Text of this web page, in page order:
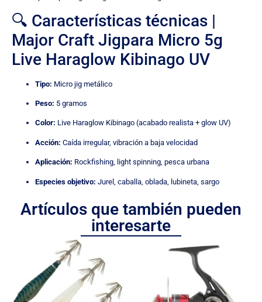
🔍 Características técnicas |
Major Craft Jigpara Micro 5g
Live Haraglow Kibinago UV
Tipo: Micro jig metálico
Peso: 5 gramos
Color: Live Haraglow Kibinago (acabado realista + glow UV)
Acción: Caída irregular, vibración a baja velocidad
Aplicación: Rockfishing, light spinning, pesca urbana
Especies objetivo: Jurel, caballa, oblada, lubineta, sargo
Artículos que también pueden
interesarte